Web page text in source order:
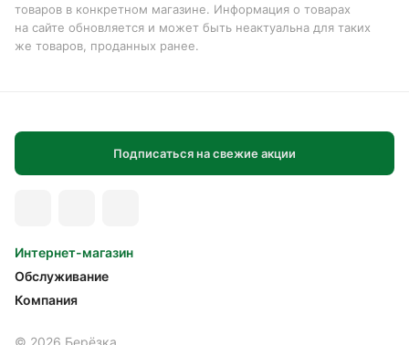
товаров в конкретном магазине. Информация о товарах
на сайте обновляется и может быть неактуальна для таких
же товаров, проданных ранее.
Подписаться на свежие акции
Интернет-магазин
Обслуживание
Компания
© 2026 Берёзка